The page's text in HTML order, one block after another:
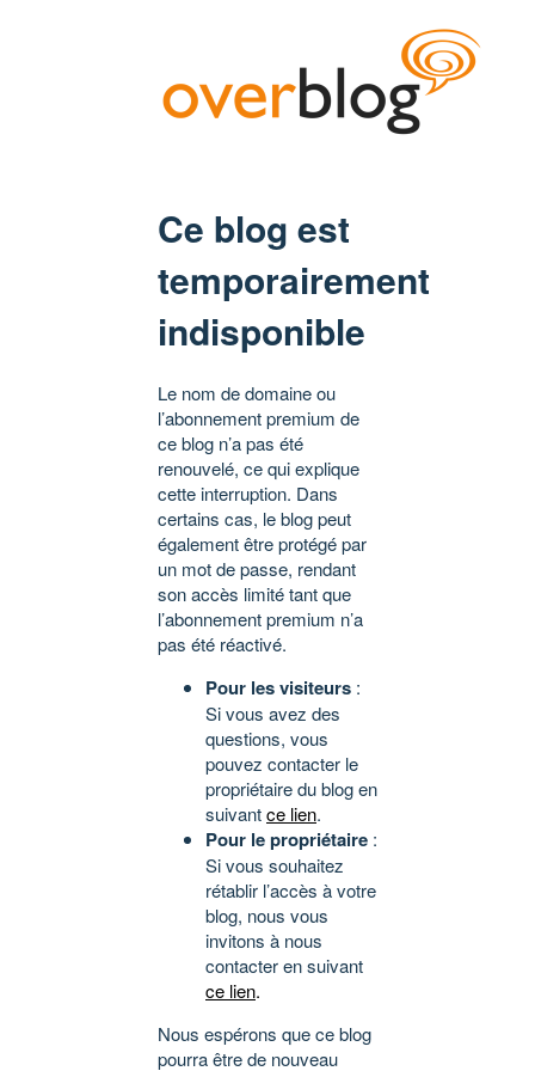
Ce blog est
temporairement
indisponible
Le nom de domaine ou
l’abonnement premium de
ce blog n’a pas été
renouvelé, ce qui explique
cette interruption. Dans
certains cas, le blog peut
également être protégé par
un mot de passe, rendant
son accès limité tant que
l’abonnement premium n’a
pas été réactivé.
Pour les visiteurs :
Si vous avez des
questions, vous
pouvez contacter le
propriétaire du blog en
suivantce lien.
Pour le propriétaire :
Si vous souhaitez
rétablir l’accès à votre
blog, nous vous
invitons à nous
contacter en suivant
ce lien.
Nous espérons que ce blog
pourra être de nouveau